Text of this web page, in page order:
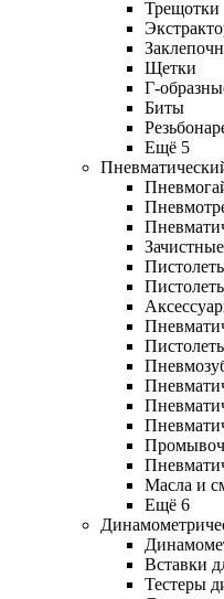
Трещотки
Щетки
Г-
Биты
Ещё 5
Масла и
Ещё 6
Вставки
Тестеры